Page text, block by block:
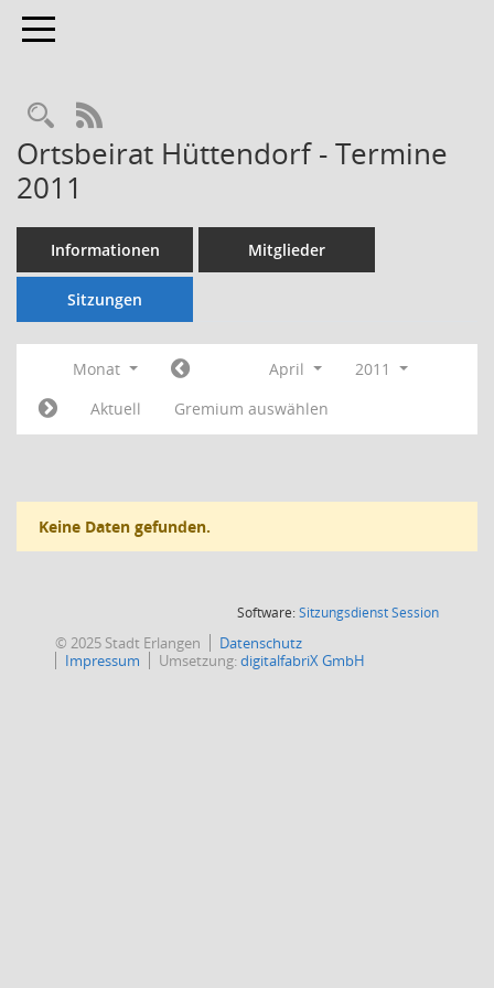
Toggle navigation
Rechercheauswahl
RSS-Feed
Ortsbeirat Hüttendorf - Termine
2011
Informationen Mitglieder
Sitzungen
Monat April
2011
Aktuell
Gremium auswählen
Keine Daten gefunden.
Software:SitzungsdienstSession(Wird in
© 2025 Stadt Erlangen
Datenschutz
Impressum
Umsetzung:digitalfabriX GmbH